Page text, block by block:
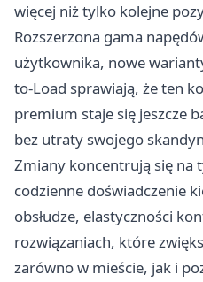
więcej niż tylko kolejne
Rozszerzona gama
użytkownika, nowe
to-Load sprawiają, że ten
premium staje się jeszcze
bez utraty swojego
Zmiany koncentrują się na
codzienne doświadczenie
obsłudze, elastyczności
rozwiązaniach, które
zarówno w mieście, jak i